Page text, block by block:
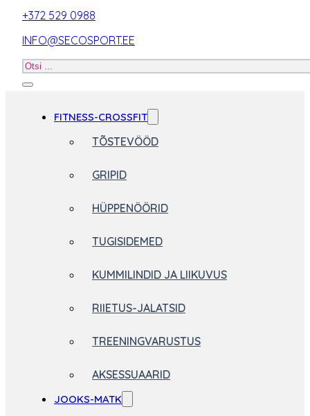
+372 529 0988
INFO@SECOSPORT.EE
Otsi
FITNESS-CROSSFIT
TÕSTEVÖÖD
GRIPID
HÜPPENÖÖRID
TUGISIDEMED
KUMMILINDID JA LIIKUVUS
RIIETUS-JALATSID
TREENINGVARUSTUS
AKSESSUAARID
JOOKS-MATK